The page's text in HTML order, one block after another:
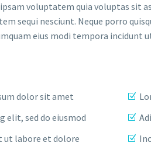
voluptatem quia voluptas sit
sequi nesciunt. Neque porro
eius modi tempora incidunt
dolor sit amet
elit, sed do eiusmod
ut labore et dolore